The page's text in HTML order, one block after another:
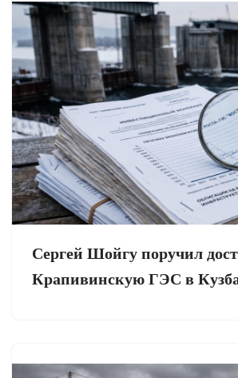
Сергей Шойгу поручил
Крапивинскую ГЭС в